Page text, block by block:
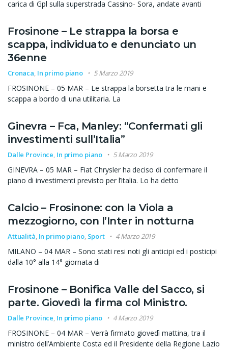
carica di Gpl sulla superstrada Cassino- Sora, andate avanti
Frosinone – Le strappa la borsa e
scappa, individuato e denunciato un
36enne
Cronaca, In primo piano 5 Marzo 2019
FROSINONE – 05 MAR – Le strappa la borsetta tra le mani e
scappa a bordo di una utilitaria. La
Ginevra – Fca, Manley: “Confermati gli
investimenti sull’Italia”
Dalle Province, In primo piano 5 Marzo 2019
GINEVRA – 05 MAR – Fiat Chrysler ha deciso di confermare il
piano di investimenti previsto per l’Italia. Lo ha detto
Calcio – Frosinone: con la Viola a
mezzogiorno, con l’Inter in notturna
Attualità, In primo piano, Sport 4 Marzo 2019
MILANO – 04 MAR – Sono stati resi noti gli anticipi ed i posticipi
dalla 10° alla 14° giornata di
Frosinone – Bonifica Valle del Sacco, si
parte. Giovedì la firma col Ministro.
Dalle Province, In primo piano 4 Marzo 2019
FROSINONE – 04 MAR – Verrà firmato giovedì mattina, tra il
ministro dell’Ambiente Costa ed il Presidente della Regione Lazio